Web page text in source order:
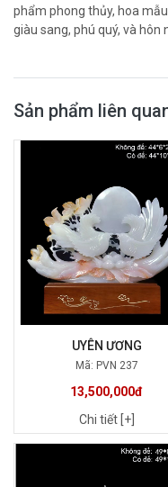
phẩm phong thủy, hoa
giàu sang, phú quý, và hôn
Sản phẩm liên
UYÊN ƯƠNG
Mã: PVN 237
13,500,000đ
Chi tiết [+]